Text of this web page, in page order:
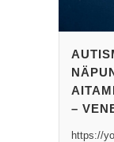
–
https://